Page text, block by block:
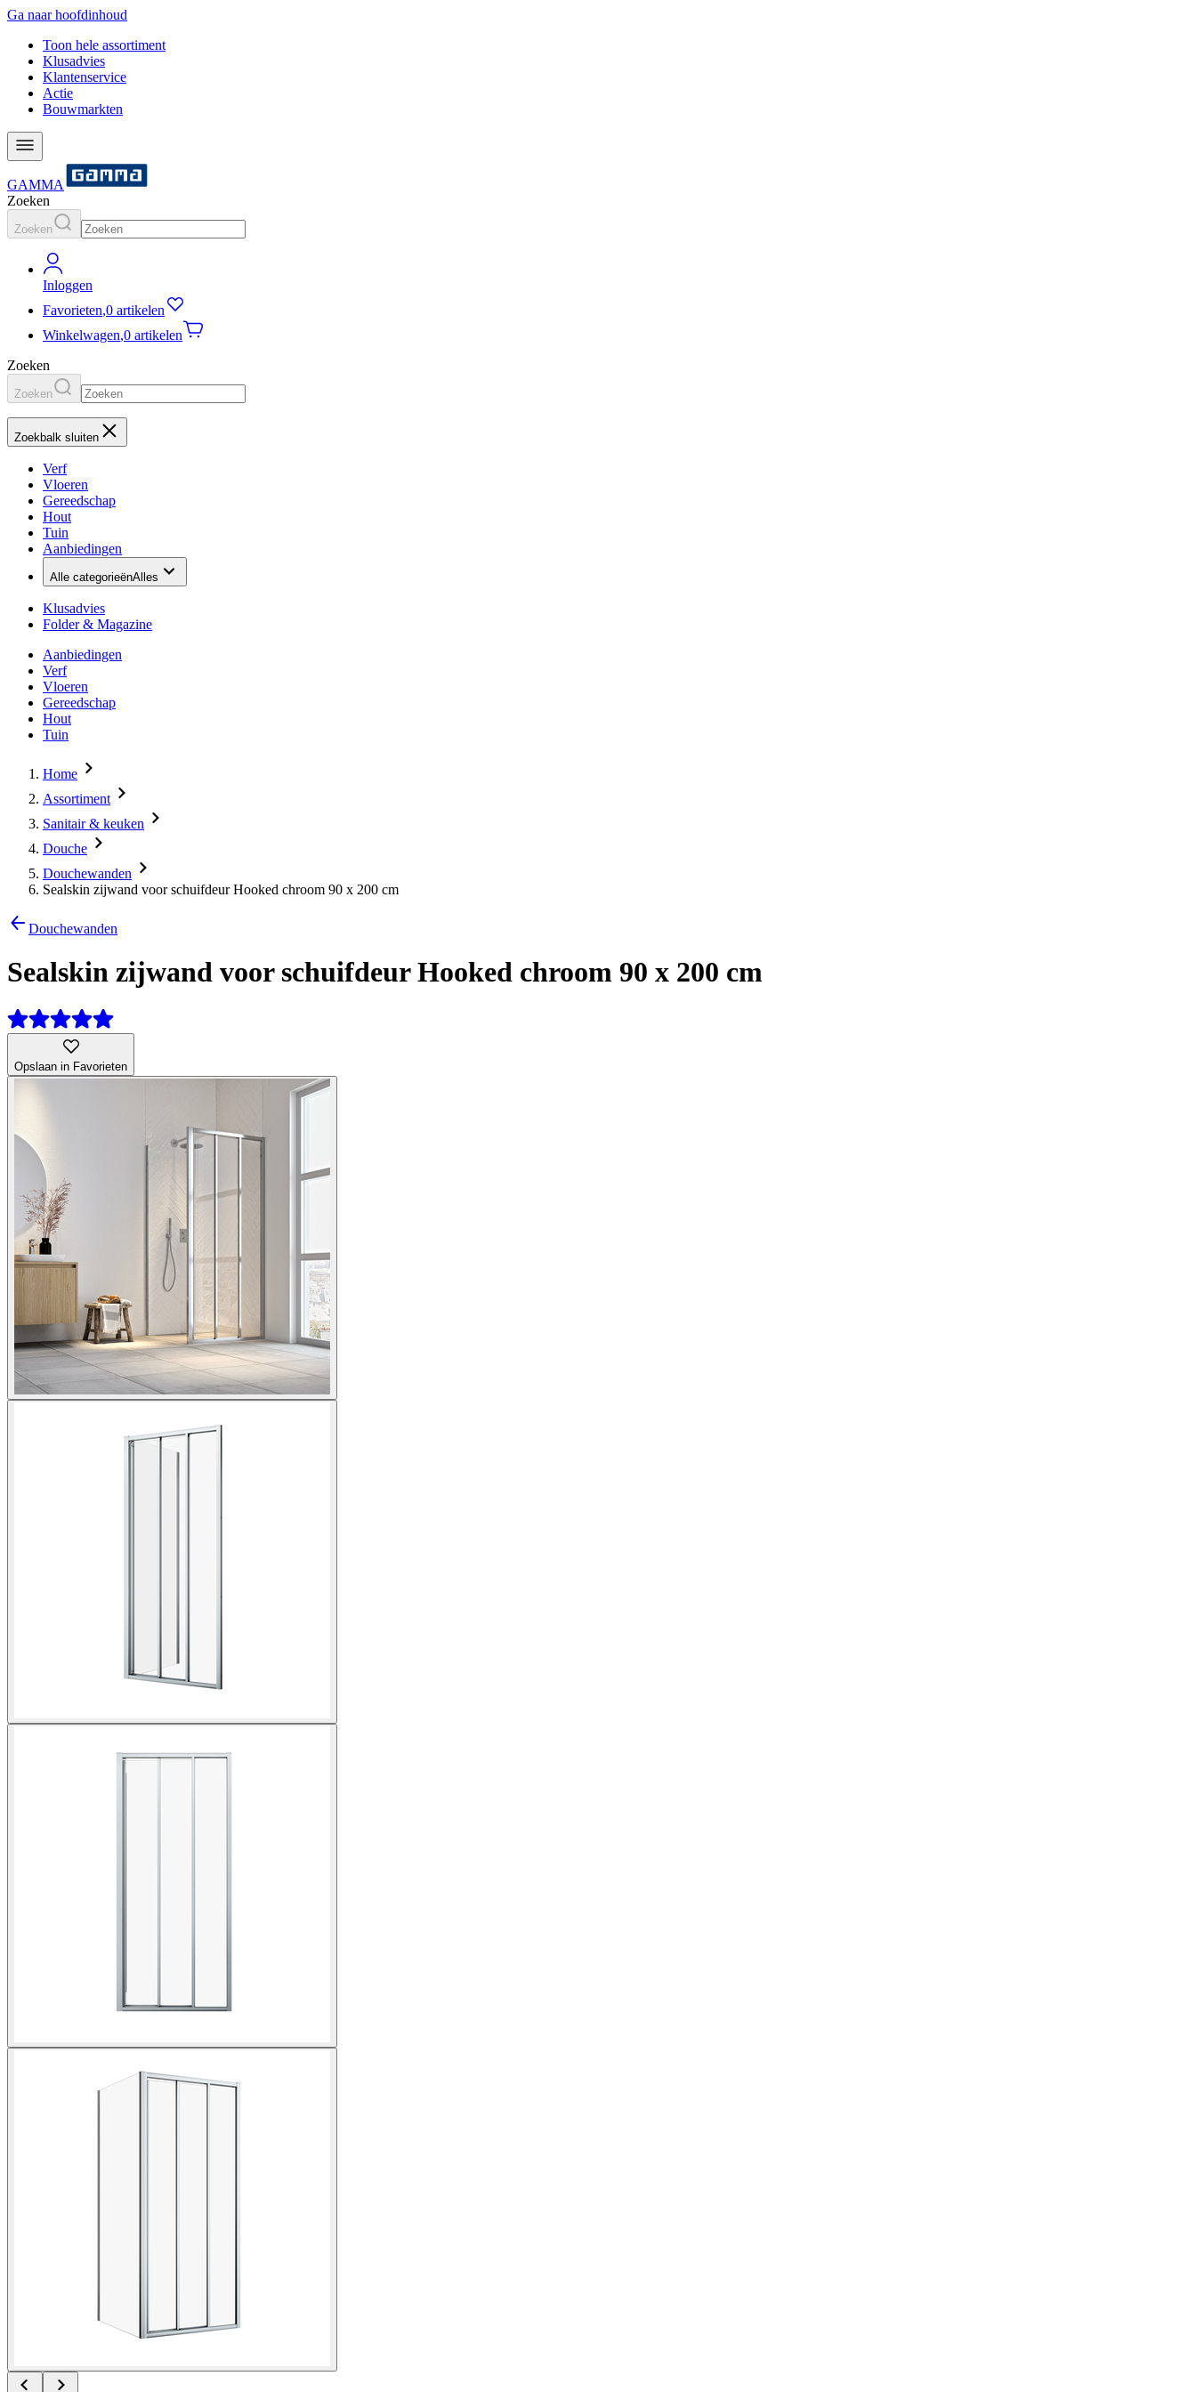
Ga naar hoofdinhoud
Toon hele assortiment
Klusadvies
Klantenservice
Actie
Bouwmarkten
GAMMA
Zoeken
Zoeken
Inloggen
Favorieten,0 artikelen
Winkelwagen,0 artikelen
Zoeken
Zoeken
Zoekbalk sluiten
Verf
Vloeren
Gereedschap
Hout
Tuin
Aanbiedingen
Alle categorieënAlles
Klusadvies
Folder & Magazine
Aanbiedingen
Verf
Vloeren
Gereedschap
Hout
Tuin
Home
Assortiment
Sanitair & keuken
Douche
Douchewanden
Sealskin zijwand voor schuifdeur Hooked chroom 90 x 200 cm
Douchewanden
Sealskin zijwand voor schuifdeur Hooked chroom 90 x 200 cm
Opslaan in Favorieten